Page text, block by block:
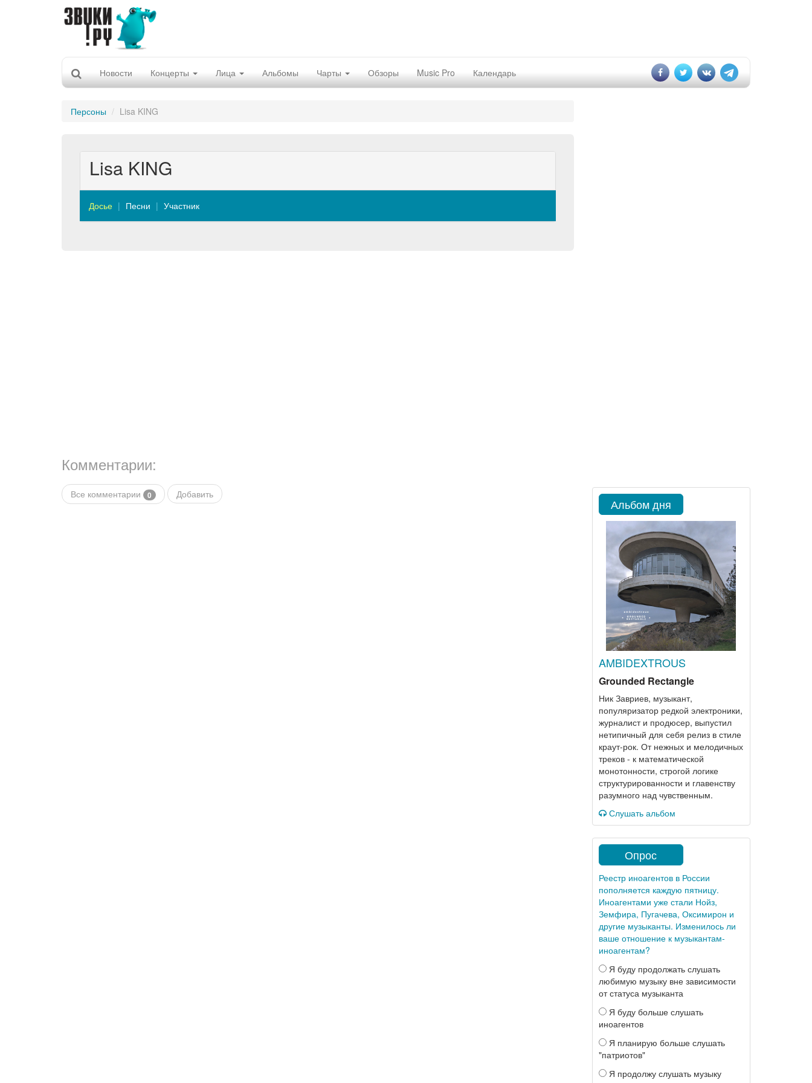
Новости Концерты Лица Альбомы Чарты Обзоры Music Pro Календарь
Персоны Lisa KING
Lisa KING
Досье Песни Участник
Комментарии:
Все комментарии 0 Добавить
Альбом дня
AMBIDEXTROUS
Grounded Rectangle
Ник Завриев, музыкант,
популяризатор редкой электроники,
журналист и продюсер, выпустил
нетипичный для себя релиз в стиле
краут-рок. От нежных и мелодичных
треков - к математической
монотонности, строгой логике
структурированности и главенству
разумного над чувственным.
Слушать альбом
Опрос
Реестр иноагентов в России
пополняется каждую пятницу.
Иноагентами уже стали Нойз,
Земфира, Пугачева, Оксимирон и
другие музыканты. Изменилось ли
ваше отношение к музыкантам-
иноагентам?
Я буду продолжать слушать
любимую музыку вне зависимости
от статуса музыканта
Я буду больше слушать
иноагентов
Я планирую больше слушать
"патриотов"
Я продолжу слушать музыку